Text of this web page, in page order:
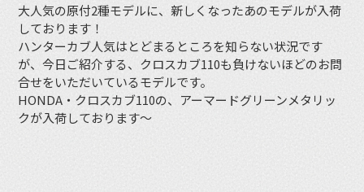
大人気の原付2種モデルに、新しくなったあのモデルが入荷
しております！
ハンターカブ人気はとどまるところを知らない状況です
が、今日ご紹介する、クロスカブ110も負けないほどのお問
合せをいただいているモデルです。
HONDA・クロスカブ110の、アーマードグリーンメタリッ
クが入荷しております〜